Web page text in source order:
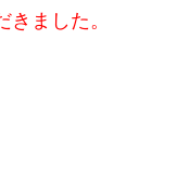
ました。